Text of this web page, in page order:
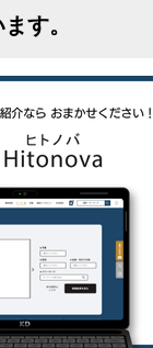
す。